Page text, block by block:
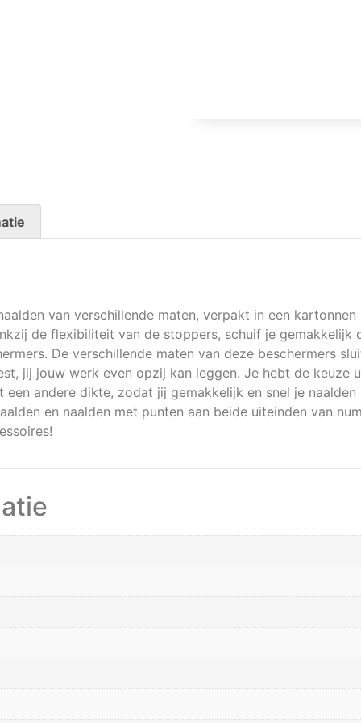
van verschillende maten, verpakt in een
de flexibiliteit van de stoppers, schuif je gemakkelijk
De verschillende maten van deze beschermers
jij jouw werk even opzij kan leggen. Je hebt de keuze
andere dikte, zodat jij gemakkelijk en snel je
en naalden met punten aan beide uiteinden van